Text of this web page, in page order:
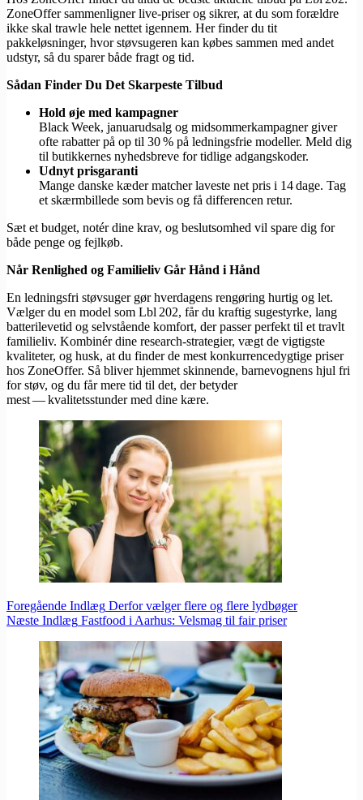
ZoneOffer sammenligner live‑priser og sikrer, at du som forældre
ikke skal trawle hele nettet igennem. Her finder du tit
pakkeløsninger, hvor støvsugeren kan købes sammen med andet
udstyr, så du sparer både fragt og tid.
Sådan Finder Du Det Skarpeste Tilbud
Hold øje med kampagner
Black Week, januarudsalg og midsommerkampagner giver
ofte rabatter på op til 30 % på ledningsfrie modeller. Meld dig
til butikkernes nyhedsbreve for tidlige adgangskoder.
Udnyt prisgaranti
Mange danske kæder matcher laveste net pris i 14 dage. Tag
et skærmbillede som bevis og få differencen retur.
Sæt et budget, notér dine krav, og beslutsomhed vil spare dig for
både penge og fejlkøb.
Når Renlighed og Familieliv Går Hånd i Hånd
En ledningsfri støvsuger gør hverdagens rengøring hurtig og let.
Vælger du en model som Lbl 202, får du kraftig sugestyrke, lang
batterilevetid og selvstående komfort, der passer perfekt til et travlt
familieliv. Kombinér dine research‑strategier, vægt de vigtigste
kvaliteter, og husk, at du finder de mest konkurrencedygtige priser
hos ZoneOffer. Så bliver hjemmet skinnende, barnevognens hjul fri
for støv, og du får mere tid til det, der betyder
mest — kvalitetsstunder med dine kære.
Foregående Indlæg Derfor vælger flere og flere lydbøger
Næste Indlæg Fastfood i Aarhus: Velsmag til fair priser